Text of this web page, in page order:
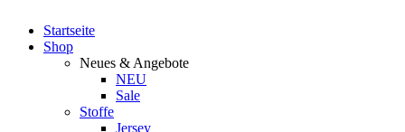
Startseite
Shop
Neues & Angebote
NEU
Sale
Stoffe
Jersey